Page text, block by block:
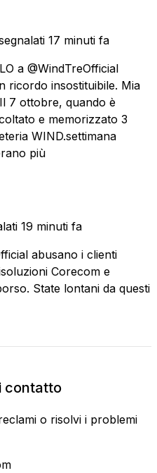
17 minuti fa
a @WindTreOfficial
ricordo insostituibile. Mia
7 ottobre, quando è
e memorizzato 3
WIND.settimana
più
19 minuti fa
abusano i clienti
Corecom e
State lontani da questi
contatto
o risolvi i problemi